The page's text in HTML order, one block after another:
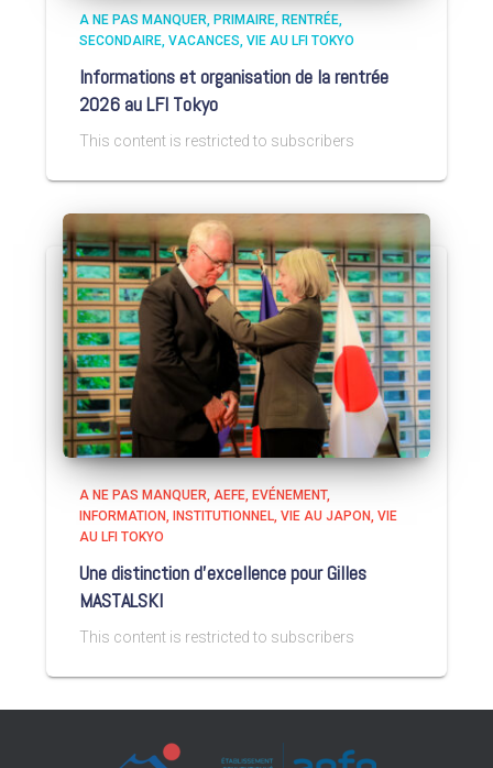
A NE PAS MANQUER PRIMAIRE RENTRÉE
SECONDAIRE VACANCES VIE AU LFI TOKYO
Informations et organisation de la rentrée
2026 au LFI Tokyo
This content is restricted to subscribers
A NE PAS MANQUER AEFE EVÉNEMENT
INFORMATION
INSTITUTIONNEL VIE AU JAPON VIE
AU LFI TOKYO
Une distinction d’excellence pour Gilles
MASTALSKI
This content is restricted to subscribers